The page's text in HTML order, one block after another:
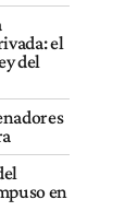
el
del
en